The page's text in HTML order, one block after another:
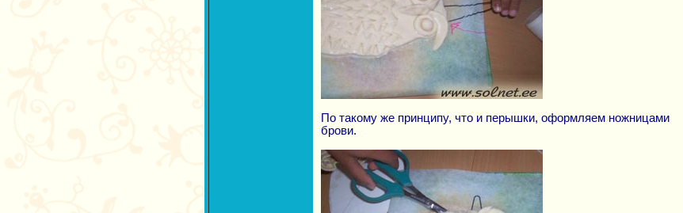
По такому же принципу, что и перышки, оформляем ножницами
брови.